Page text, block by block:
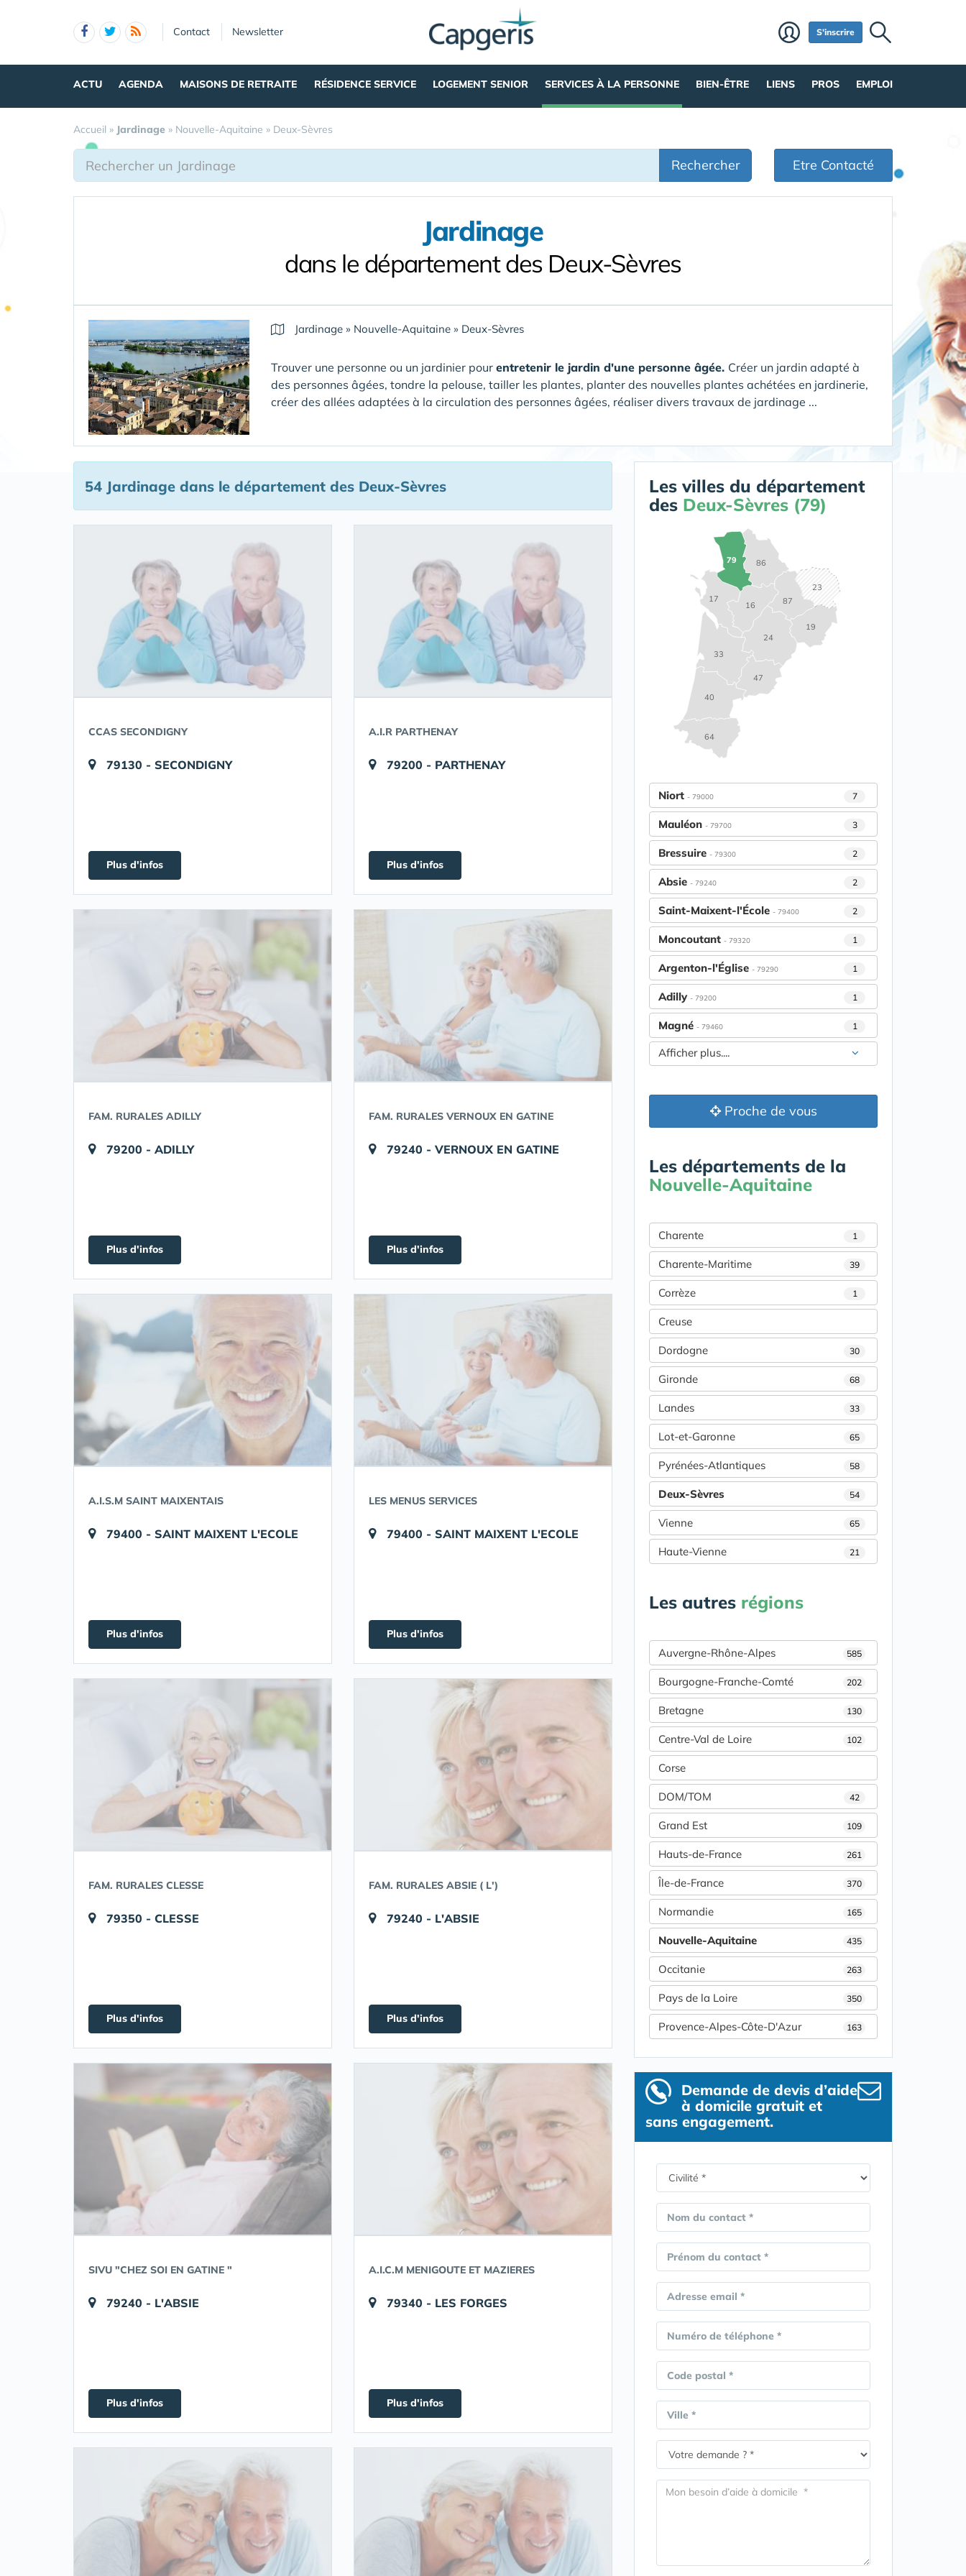
Contact Newsletter S'inscrire
ACTU AGENDA MAISONS DE RETRAITE RÉSIDENCE SERVICE LOGEMENT SENIOR SERVICES À LA PERSONNE BIEN-ÊTRE LIENS PROS EMPLOI
Accueil » Jardinage » Nouvelle-Aquitaine » Deux-Sèvres
Rechercher Etre Contacté
Jardinage
dans le département des Deux-Sèvres
Jardinage » Nouvelle-Aquitaine » Deux-Sèvres
Trouver une personne ou un jardinier pour entretenir le jardin d'une personne âgée. Créer un jardin adapté à
des personnes âgées, tondre la pelouse, tailler les plantes, planter des nouvelles plantes achétées en jardinerie,
créer des allées adaptées à la circulation des personnes âgées, réaliser divers travaux de jardinage ...
54 Jardinage dans le département des Deux-Sèvres
CCAS SECONDIGNY
79130 - SECONDIGNY
Plus d'infos
A.I.R PARTHENAY
79200 - PARTHENAY
Plus d'infos
FAM. RURALES ADILLY
79200 - ADILLY
Plus d'infos
FAM. RURALES VERNOUX EN GATINE
79240 - VERNOUX EN GATINE
Plus d'infos
A.I.S.M SAINT MAIXENTAIS
79400 - SAINT MAIXENT L'ECOLE
Plus d'infos
LES MENUS SERVICES
79400 - SAINT MAIXENT L'ECOLE
Plus d'infos
FAM. RURALES CLESSE
79350 - CLESSE
Plus d'infos
FAM. RURALES ABSIE ( L')
79240 - L'ABSIE
Plus d'infos
SIVU "CHEZ SOI EN GATINE "
79240 - L'ABSIE
Plus d'infos
A.I.C.M MENIGOUTE ET MAZIERES
79340 - LES FORGES
Plus d'infos
Les villes du département
des Deux-Sèvres (79)
16
17
19
23
24
33
40
47
64
79 86
87
Niort - 79000 7
Mauléon - 79700 3
Bressuire - 79300 2
Absie - 79240 2
Saint-Maixent-l'École - 79400 2
Moncoutant - 79320 1
Argenton-l'Église - 79290 1
Adilly - 79200 1
Magné - 79460 1
Afficher plus....
Proche de vous
Les départements de la
Nouvelle-Aquitaine
Charente 1
Charente-Maritime 39
Corrèze 1
Creuse
Dordogne 30
Gironde 68
Landes 33
Lot-et-Garonne 65
Pyrénées-Atlantiques 58
Deux-Sèvres 54
Vienne 65
Haute-Vienne 21
Les autres régions
Auvergne-Rhône-Alpes 585
Bourgogne-Franche-Comté 202
Bretagne 130
Centre-Val de Loire 102
Corse
DOM/TOM 42
Grand Est 109
Hauts-de-France 261
Île-de-France 370
Normandie 165
Nouvelle-Aquitaine 435
Occitanie 263
Pays de la Loire 350
Provence-Alpes-Côte-D'Azur 163
Demande de devis d’aide
à domicile gratuit et
sans engagement.
Nom du contact *
Prénom du contact *
Adresse email *
Numéro de téléphone *
Code postal *
Ville *